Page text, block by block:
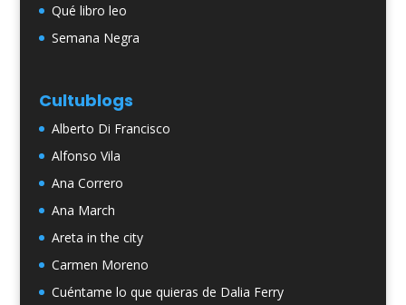
Qué libro leo
Semana Negra
Cultublogs
Alberto Di Francisco
Alfonso Vila
Ana Correro
Ana March
Areta in the city
Carmen Moreno
Cuéntame lo que quieras de Dalia Ferry